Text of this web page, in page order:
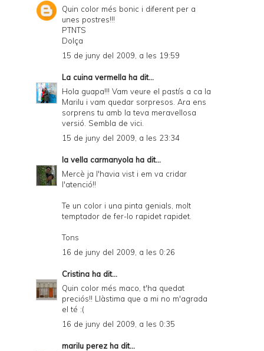
Quin color més bonic i diferent per a
unes postres!!!
PTNTS
Dolça
15 de juny del 2009, a les 19:59
La cuina vermella ha dit...
Hola guapa!!! Vam veure el pastís a ca la
Marilu i vam quedar sorpresos. Ara ens
sorprens tu amb la teva meravellosa
versió. Sembla de vici.
15 de juny del 2009, a les 23:34
la vella carmanyola ha dit...
Mercè ja l'havia vist i em va cridar
l'atenció!!
Te un color i una pinta genials, molt
temptador de fer-lo rapidet rapidet.
Tons
16 de juny del 2009, a les 0:26
Cristina ha dit...
Quin color més maco, t'ha quedat
preciós!! Llàstima que a mi no m'agrada
el té :(
16 de juny del 2009, a les 0:35
marilu perez ha dit...